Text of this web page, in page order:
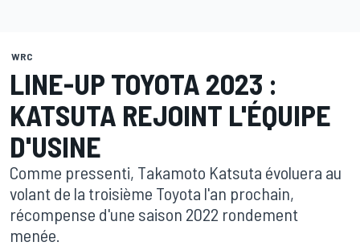
WRC
LINE-UP TOYOTA 2023 :
KATSUTA REJOINT L'ÉQUIPE
D'USINE
Comme pressenti, Takamoto Katsuta évoluera au
volant de la troisième Toyota l'an prochain,
récompense d'une saison 2022 rondement
menée.